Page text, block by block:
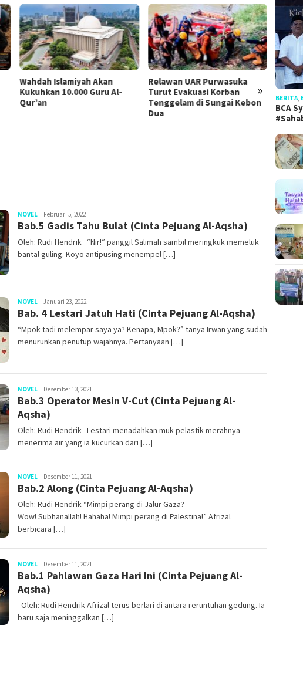
»
Wahdah Islamiyah Akan
Kukuhkan 10.000 Guru Al-
Qur’an
Relawan UAR Purwasuka
Turut Evakuasi Korban
Tenggelam di Sungai Kebon
Dua
NOVEL arfcograph
Februari 5, 2022
Bab.5 Gadis Tahu Bulat (Cinta Pejuang Al-Aqsha)
Oleh: Rudi Hendrik “Nir!” panggil Salimah sambil meringkuk memeluk
bantal guling. Koyo antipusing menempel […]
NOVEL arfcograph
Januari 23, 2022
Bab. 4 Lestari Jatuh Hati (Cinta Pejuang Al-Aqsha)
“Mpok tadi melempar saya ya? Kenapa, Mpok?” tanya Irwan yang sudah
menurunkan penutup wajahnya. Pertanyaan […]
NOVEL arfcograph
Desember 13, 2021
Bab.3 Operator Mesin V-Cut (Cinta Pejuang Al-
Aqsha)
Oleh: Rudi Hendrik Lestari menadahkan muk pelastik merahnya
menerima air yang ia kucurkan dari […]
NOVEL arfcograph
Desember 11, 2021
Bab.2 Along (Cinta Pejuang Al-Aqsha)
Oleh: Rudi Hendrik “Mimpi perang di Jalur Gaza?
Wow! Subhanallah! Hahaha! Mimpi perang di Palestina!” Afrizal
berbicara […]
NOVEL arfcograph
Desember 11, 2021
Bab.1 Pahlawan Gaza Hari Ini (Cinta Pejuang Al-
Aqsha)
Oleh: Rudi Hendrik Afrizal terus berlari di antara reruntuhan gedung. Ia
baru saja meninggalkan […]
BERITA
BCA